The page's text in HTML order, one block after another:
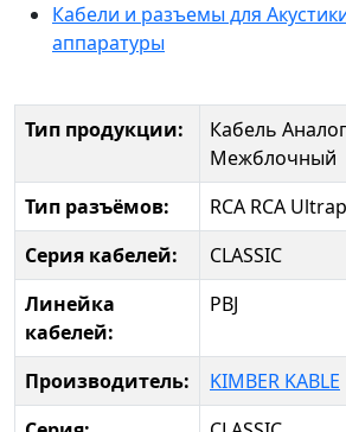
Кабели и разъемы для
аппаратуры
Тип продукции: Кабель
Межблочный
Тип разъёмов:
RCA RCA
Серия кабелей:
CLASSIC
Линейка
кабелей:
PBJ
Производитель:
KIMBER KABLE